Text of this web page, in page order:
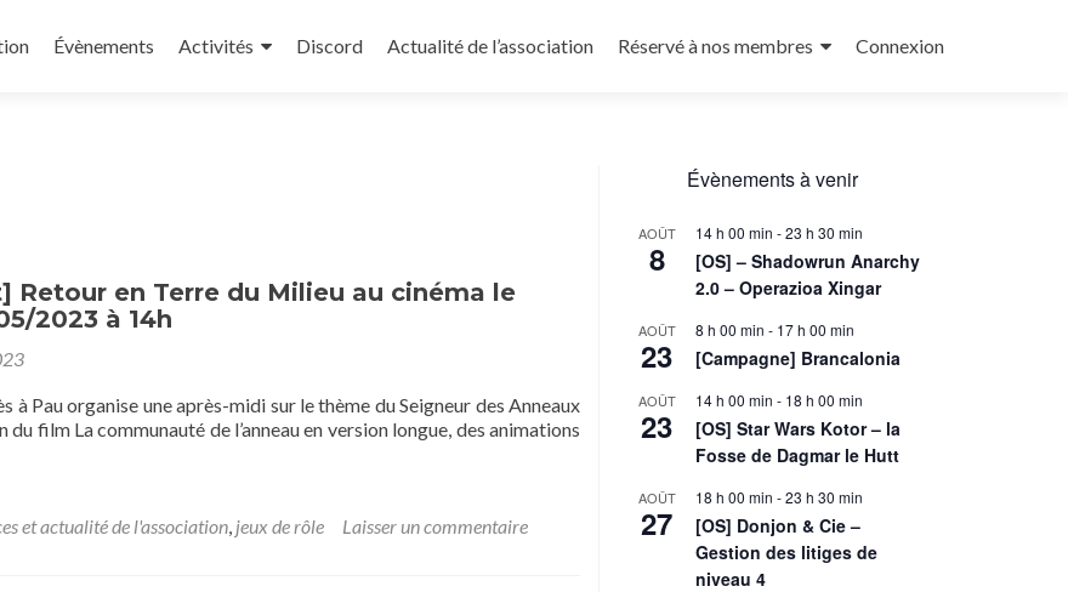
Évènements Activités Discord Actualité de l’association Réservé à nos membres Connexion
Retour en Terre du Milieu au cinéma le
2023 à 14h
à Pau organise une après-midi sur le thème du Seigneur des Anneaux
du film La communauté de l’anneau en version longue, des animations
sur[Évènement]
et actualité de l'association, jeux de rôle Laisser un commentaire
Évènements à venir
AOÛT
8
14 h 00 min -23 h 30 min
[OS] – Shadowrun Anarchy
2.0 – Operazioa Xingar
AOÛT
23
8 h 00 min - 17 h 00 min
[Campagne] Brancalonia
AOÛT
23
14 h 00 min - 18 h 00 min
[OS] Star Wars Kotor – la
Fosse de Dagmar le Hutt
AOÛT
27
18 h 00 min -23 h 30 min
[OS] Donjon & Cie –
Gestion des litiges de
niveau 4